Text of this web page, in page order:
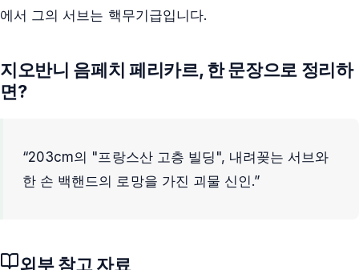
에서 그의 서브는 핵무기급입니다.
지오반니 음페치 페리카르, 한 문장으로 정리하
면?
“203cm의 "프랑스산 고층 빌딩", 내려꽂는 서브와
한 손 백핸드의 로망을 가진 괴물 신인.”
외부 참고 자료